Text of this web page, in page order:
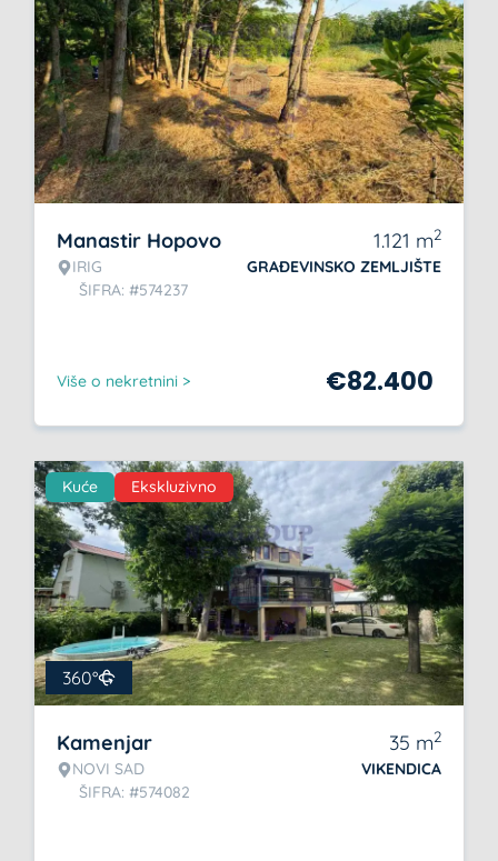
Manastir Hopovo
IRIG
ŠIFRA: #574237
1.121 m2
GRAĐEVINSKO ZEMLJIŠTE
Više o nekretnini > €82.400
Kuće Ekskluzivno
360°
Kamenjar
NOVI SAD
ŠIFRA: #574082
35 m2
VIKENDICA